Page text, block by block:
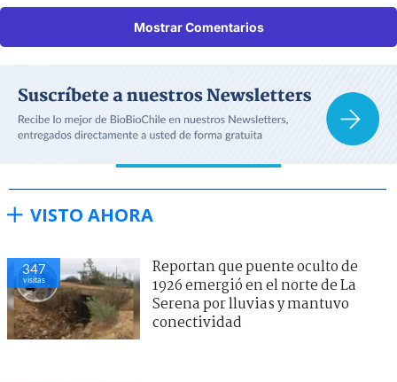
Mostrar Comentarios
VISTO AHORA
347
visitas
Reportan que puente oculto de
1926 emergió en el norte de La
Serena por lluvias y mantuvo
conectividad